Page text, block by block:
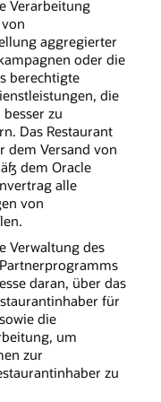
Verarbeitung
aggregierter
oder die
berechtigte
die
zu
Das Restaurant
dem Versand von
dem Oracle
alle
von
Verwaltung des
daran, über das
für
die
um
zur
zu